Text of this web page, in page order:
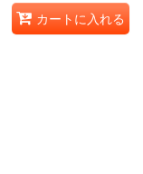
《赤》
カートに入れる